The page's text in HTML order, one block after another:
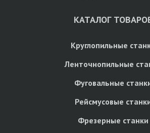
КАТАЛОГ
Круглопильные
Ленточнопильные
Фуговальные
Рейсмусовые
Фрезерные станки